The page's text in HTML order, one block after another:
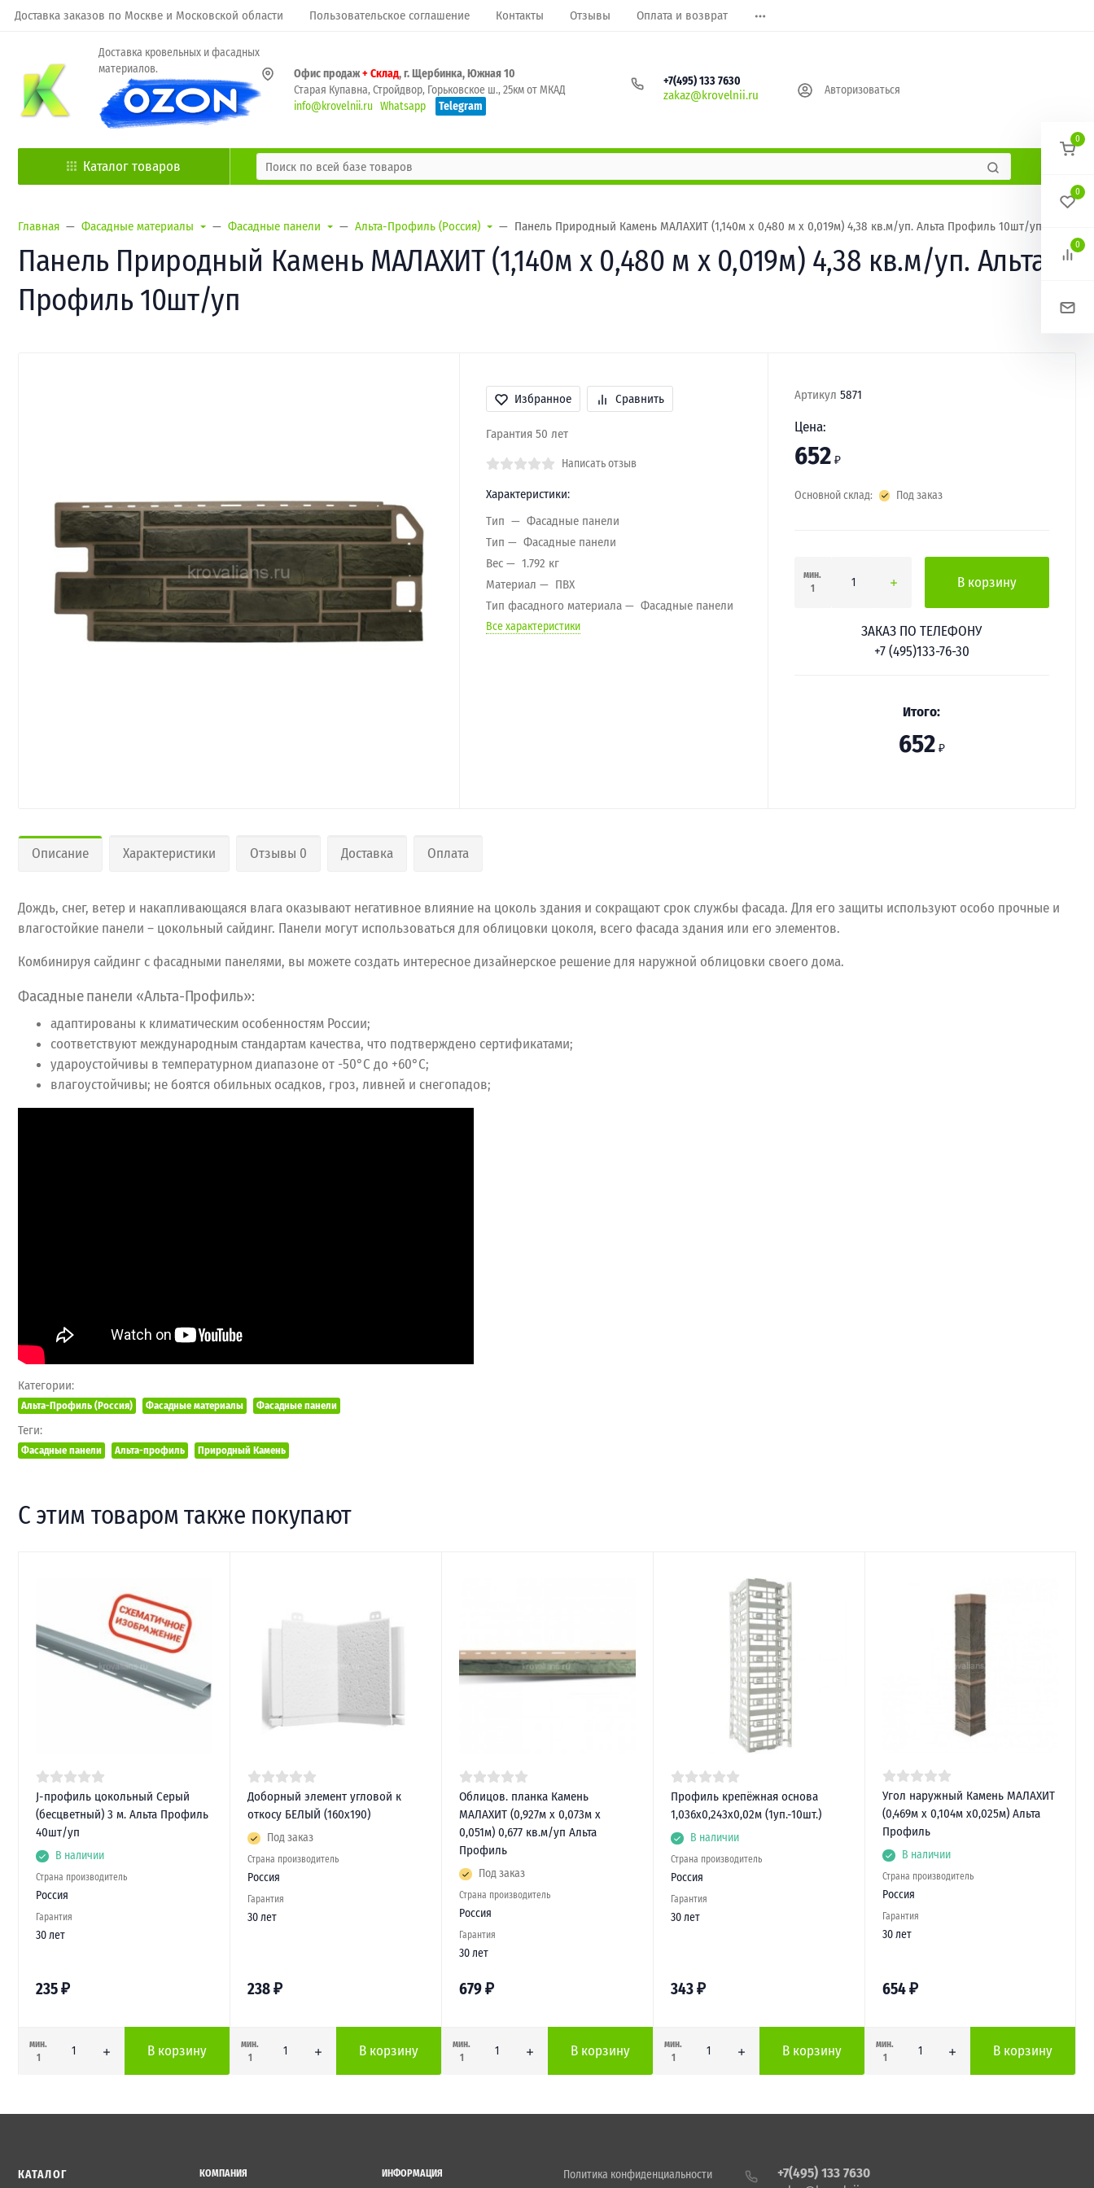
Доставка заказов по Москве и Московской области Пользовательское соглашение Контакты Отзывы Оплата и возврат
Доставка кровельных и фасадных
материалов.
Офис продаж+ Склад, г. Щербинка, Южная 10
Старая Купавна, Стройдвор, Горьковское ш., 25км от МКАД
info@krovelnii.ru Whatsapp Telegram
+7(495) 133 7630
zakaz@krovelnii.ru Авторизоваться
Каталог товаров
Главная Фасадные материалы Фасадные панели Альта-Профиль (Россия) Панель Природный Камень МАЛАХИТ (1,140м х 0,480 м х 0,019м) 4,38 кв.м/уп. Альта Профиль 10шт/уп
Панель Природный Камень МАЛАХИТ (1,140м х 0,480 м х 0,019м) 4,38 кв.м/уп. Альта
Профиль 10шт/уп
Избранное Сравнить
Гарантия 50 лет
Написать отзыв
Характеристики:
Тип
Фасадные панели
Тип
Фасадные панели
Вес
1.792 кг
Материал
ПВХ
Тип фасадного материала
Фасадные панели
Все характеристики
Артикул 5871
Цена:
652 ₽
Основной склад: Под заказ
мин.
1
В корзину
ЗАКАЗ ПО ТЕЛЕФОНУ
+7 (495)133-76-30
Итого:
652 ₽
Описание Характеристики Отзывы 0 Доставка Оплата
Дождь, снег, ветер и накапливающаяся влага оказывают негативное влияние на цоколь здания и сокращают срок службы фасада. Для его защиты используют особо прочные и
влагостойкие панели – цокольный сайдинг. Панели могут использоваться для облицовки цоколя, всего фасада здания или его элементов.
Комбинируя сайдинг с фасадными панелями, вы можете создать интересное дизайнерское решение для наружной облицовки своего дома.
Фасадные панели «Альта-Профиль»:
адаптированы к климатическим особенностям России;
соответствуют международным стандартам качества, что подтверждено сертификатами;
удароустойчивы в температурном диапазоне от -50°С до +60°С;
влагоустойчивы; не боятся обильных осадков, гроз, ливней и снегопадов;
Категории:
Альта-Профиль (Россия) Фасадные материалы Фасадные панели
Теги:
Фасадные панели Альта-профиль Природный Камень
С этим товаром также покупают
J-профиль цокольный Серый
(бесцветный) 3 м. Альта Профиль
40шт/уп
В наличии
Страна производитель
Россия
Гарантия
30 лет
235₽
мин.
1
В корзину
Доборный элемент угловой к
откосу БЕЛЫЙ (160х190)
Под заказ
Страна производитель
Россия
Гарантия
30 лет
238₽
мин.
1
В корзину
Облицов. планка Камень
МАЛАХИТ (0,927м х 0,073м х
0,051м) 0,677 кв.м/уп Альта
Профиль
Под заказ
Страна производитель
Россия
Гарантия
30 лет
679₽
мин.
1
В корзину
Профиль крепёжная основа
1,036х0,243х0,02м (1уп.-10шт.)
В наличии
Страна производитель
Россия
Гарантия
30 лет
343₽
мин.
1
В корзину
Угол наружный Камень МАЛАХИТ
(0,469м х 0,104м х0,025м) Альта
Профиль
В наличии
Страна производитель
Россия
Гарантия
30 лет
654₽
мин.
1
В корзину
КАТАЛОГ КОМПАНИЯ ИНФОРМАЦИЯ Политика конфиденциальности +7(495) 133 7630
0
0
0